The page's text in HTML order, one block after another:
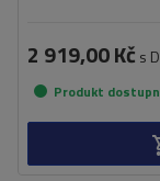
2 919,00 Kč s
Produkt